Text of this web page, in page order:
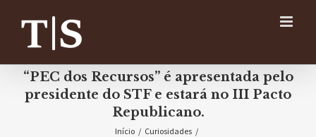
conteúdo
“PEC dos Recursos” é apresentada pelo
presidente do STF e estará no III Pacto
Republicano.
Início / Curiosidades /